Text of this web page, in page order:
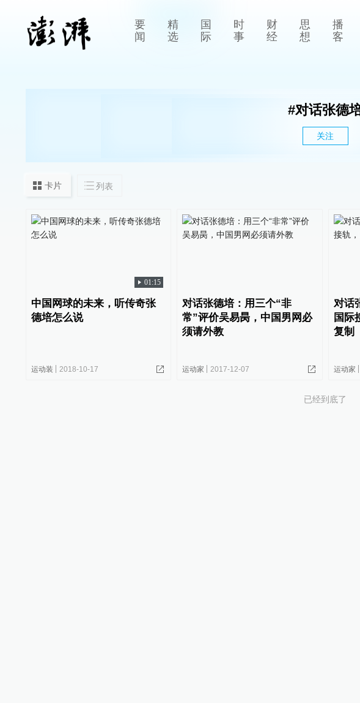
要
闻
精
选
国
际
时
事
财
经
思
想
播
客
#对话张德
关注
卡片 列表
01:15
中国网球的未来，听传奇张
德培怎么说
运动装 2018-10-17
对话张德培：用三个“非
常”评价吴易昺，中国男网必
须请外教
运动家 2017-12-07
对话
国际
复制
运动家
已经到底了